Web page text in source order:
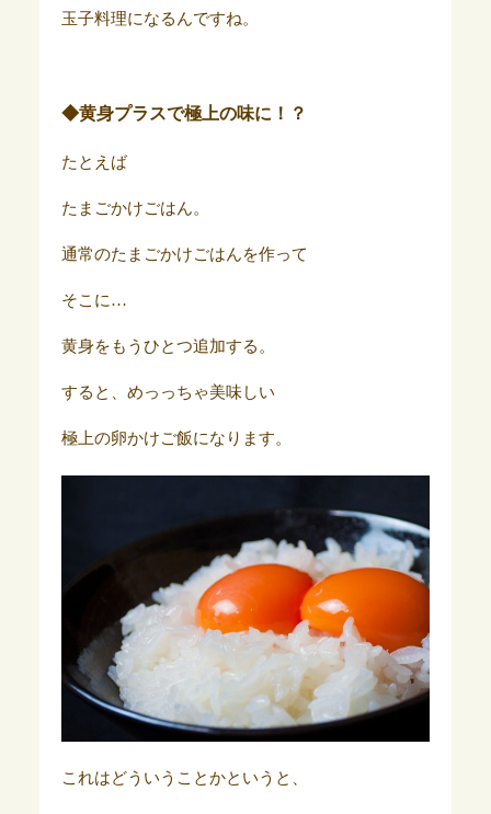
玉子料理になるんですね。
◆黄身プラスで極上の味に！？
たとえば
たまごかけごはん。
通常のたまごかけごはんを作って
そこに…
黄身をもうひとつ追加する。
すると、めっっちゃ美味しい
極上の卵かけご飯になります。
これはどういうことかというと、